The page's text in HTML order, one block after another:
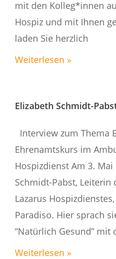
mit den Kolleg*innen
Hospiz und mit Ihnen
laden Sie herzlich
Weiterlesen »
Elizabeth Schmidt-
Interview zum Thema
Ehrenamtskurs im
Hospizdienst Am 3. Mai
Schmidt-Pabst, Leiterin
Lazarus
Paradiso. Hier sprach
“Natürlich Gesund” mit
Weiterlesen »